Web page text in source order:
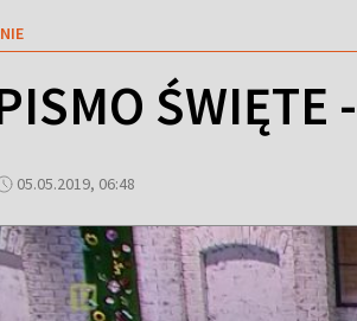
ŚWIĘTE
05.05.2019, 06:48